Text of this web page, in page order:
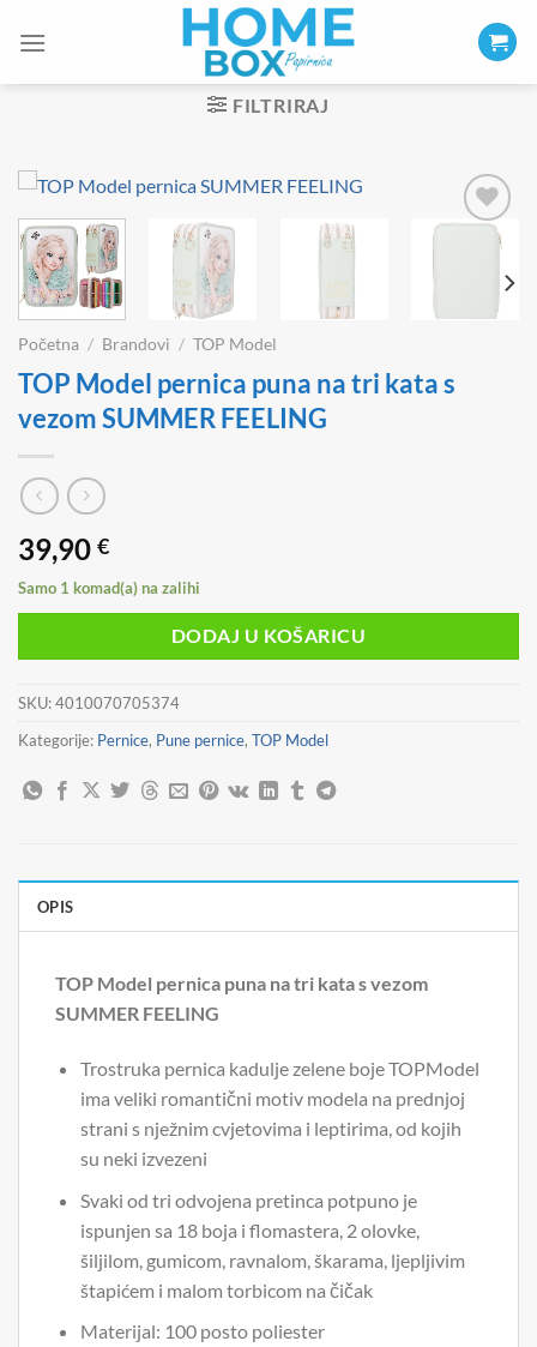
FILTRIRAJ
Početna / Brandovi / TOP Model
TOP Model pernica puna na tri kata s
vezom SUMMER FEELING
39,90 €
Samo 1 komad(a) na zalihi
DODAJ U KOŠARICU
SKU:4010070705374
Kategorije: Pernice, Pune pernice, TOP Model
OPIS
TOP Model pernica puna na tri kata s vezom
SUMMER FEELING
Trostruka pernica kadulje zelene boje TOPModel
ima veliki romantični motiv modela na prednjoj
strani s nježnim cvjetovima i leptirima, od kojih
su neki izvezeni
Svaki od tri odvojena pretinca potpuno je
ispunjen sa 18 boja i flomastera, 2 olovke,
šiljilom, gumicom, ravnalom, škarama, ljepljivim
štapićem i malom torbicom na čičak
Materijal: 100 posto poliester